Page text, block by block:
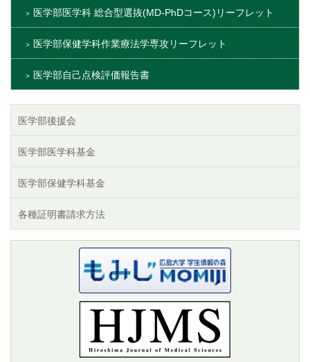
医学部医学科 総合型選抜(MD-PhDコース)リーフレット
医学部保健学科作業療法学専攻リーフレット
医学部自己点検評価報告書
医学部後援会
医学部医学科基金
医学部保健学科基金
各種証明書請求方法